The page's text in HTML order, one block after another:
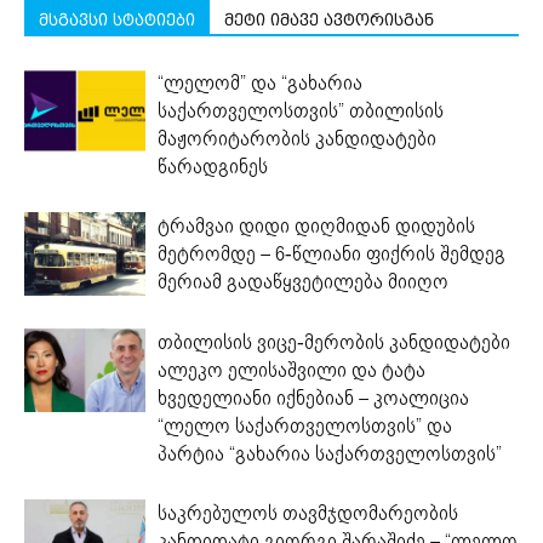
მსგავსი სტატიები მეტი იმავე ავტორისგან
“ლელომ” და “გახარია
საქართველოსთვის” თბილისის
მაჟორიტარობის კანდიდატები
წარადგინეს
ტრამვაი დიდი დიღმიდან დიდუბის
მეტრომდე – 6-წლიანი ფიქრის შემდეგ
მერიამ გადაწყვეტილება მიიღო
თბილისის ვიცე-მერობის კანდიდატები
ალეკო ელისაშვილი და ტატა
ხვედელიანი იქნებიან – კოალიცია
“ლელო საქართველოსთვის” და
პარტია “გახარია საქართველოსთვის”
საკრებულოს თავმჯდომარეობის